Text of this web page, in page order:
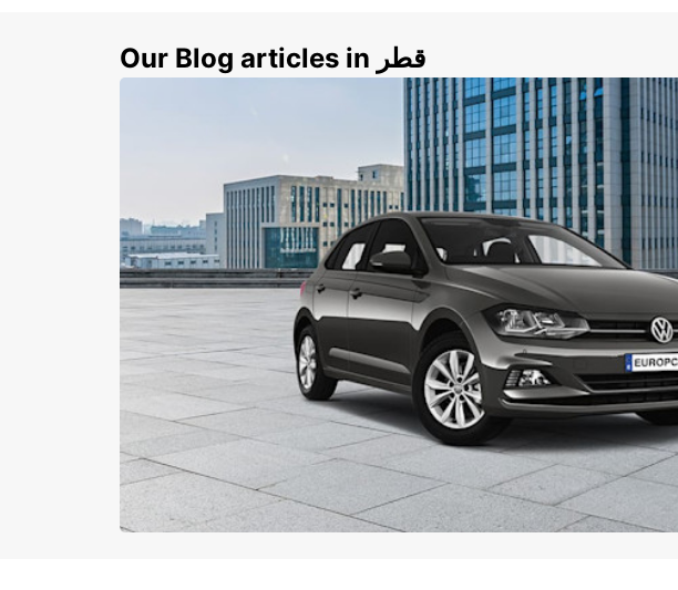
Our Blog articles in قطر